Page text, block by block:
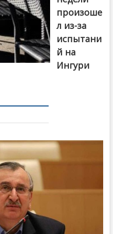
произоше
л из-за
испытани
й на
Ингури